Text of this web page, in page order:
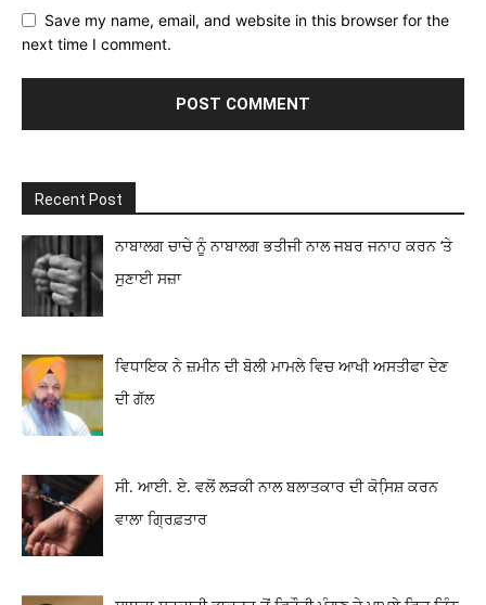
Save my name, email, and website in this browser for the
next time I comment.
Recent Post
ਨਾਬਾਲਗ ਚਾਚੇ ਨੂੰ ਨਾਬਾਲਗ ਭਤੀਜੀ ਨਾਲ ਜਬਰ ਜਨਾਹ ਕਰਨ ‘ਤੇ
ਸੁਣਾਈ ਸਜ਼ਾ
ਵਿਧਾਇਕ ਨੇ ਜ਼ਮੀਨ ਦੀ ਬੋਲੀ ਮਾਮਲੇ ਵਿਚ ਆਖੀ ਅਸਤੀਫਾ ਦੇਣ
ਦੀ ਗੱਲ
ਸੀ. ਆਈ. ਏ. ਵਲੋਂ ਲੜਕੀ ਨਾਲ ਬਲਾਤਕਾਰ ਦੀ ਕੋਸਿ਼ਸ਼ ਕਰਨ
ਵਾਲਾ ਗ੍ਰਿਫ਼ਤਾਰ